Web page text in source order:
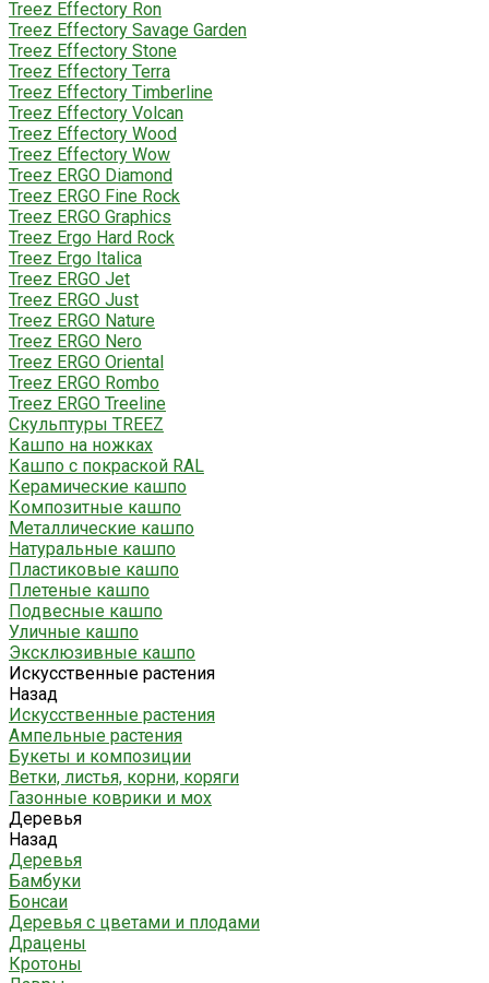
Treez Effectory Ron
Treez Effectory Savage Garden
Treez Effectory Stone
Treez Effectory Terra
Treez Effectory Timberline
Treez Effectory Volcan
Treez Effectory Wood
Treez Effectory Wow
Treez ERGO Diamond
Treez ERGO Fine Rock
Treez ERGO Graphics
Treez Ergo Hard Rock
Treez Ergo Italica
Treez ERGO Jet
Treez ERGO Just
Treez ERGO Nature
Treez ERGO Nero
Treez ERGO Oriental
Treez ERGO Rombo
Treez ERGO Treeline
Скульптуры TREEZ
Кашпо на ножках
Кашпо с покраской RAL
Керамические кашпо
Композитные кашпо
Металлические кашпо
Натуральные кашпо
Пластиковые кашпо
Плетеные кашпо
Подвесные кашпо
Уличные кашпо
Эксклюзивные кашпо
Искусственные растения
Назад
Искусственные растения
Ампельные растения
Букеты и композиции
Ветки, листья, корни, коряги
Газонные коврики и мох
Деревья
Назад
Деревья
Бамбуки
Бонсаи
Деревья с цветами и плодами
Драцены
Кротоны